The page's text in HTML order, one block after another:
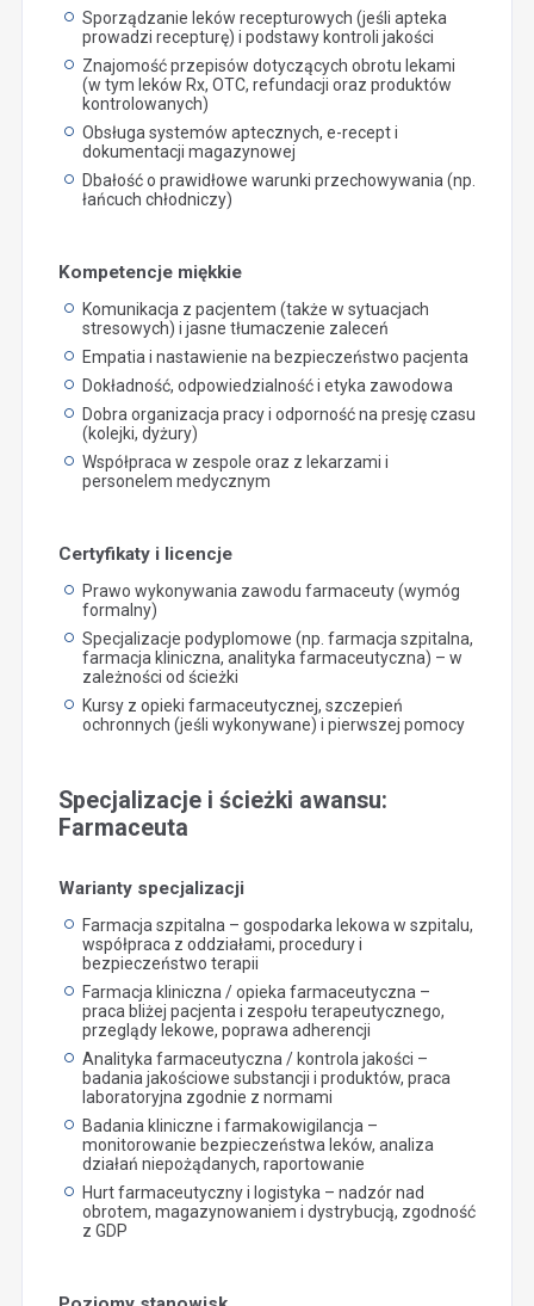
Sporządzanie leków recepturowych (jeśli apteka
prowadzi recepturę) i podstawy kontroli jakości
Znajomość przepisów dotyczących obrotu lekami
(w tym leków Rx, OTC, refundacji oraz produktów
kontrolowanych)
Obsługa systemów aptecznych, e-recept i
dokumentacji magazynowej
Dbałość o prawidłowe warunki przechowywania (np.
łańcuch chłodniczy)
Kompetencje miękkie
Komunikacja z pacjentem (także w sytuacjach
stresowych) i jasne tłumaczenie zaleceń
Empatia i nastawienie na bezpieczeństwo pacjenta
Dokładność, odpowiedzialność i etyka zawodowa
Dobra organizacja pracy i odporność na presję czasu
(kolejki, dyżury)
Współpraca w zespole oraz z lekarzami i
personelem medycznym
Certyfikaty i licencje
Prawo wykonywania zawodu farmaceuty (wymóg
formalny)
Specjalizacje podyplomowe (np. farmacja szpitalna,
farmacja kliniczna, analityka farmaceutyczna) – w
zależności od ścieżki
Kursy z opieki farmaceutycznej, szczepień
ochronnych (jeśli wykonywane) i pierwszej pomocy
Specjalizacje i ścieżki awansu:
Farmaceuta
Warianty specjalizacji
Farmacja szpitalna – gospodarka lekowa w szpitalu,
współpraca z oddziałami, procedury i
bezpieczeństwo terapii
Farmacja kliniczna / opieka farmaceutyczna –
praca bliżej pacjenta i zespołu terapeutycznego,
przeglądy lekowe, poprawa adherencji
Analityka farmaceutyczna / kontrola jakości –
badania jakościowe substancji i produktów, praca
laboratoryjna zgodnie z normami
Badania kliniczne i farmakowigilancja –
monitorowanie bezpieczeństwa leków, analiza
działań niepożądanych, raportowanie
Hurt farmaceutyczny i logistyka – nadzór nad
obrotem, magazynowaniem i dystrybucją, zgodność
z GDP